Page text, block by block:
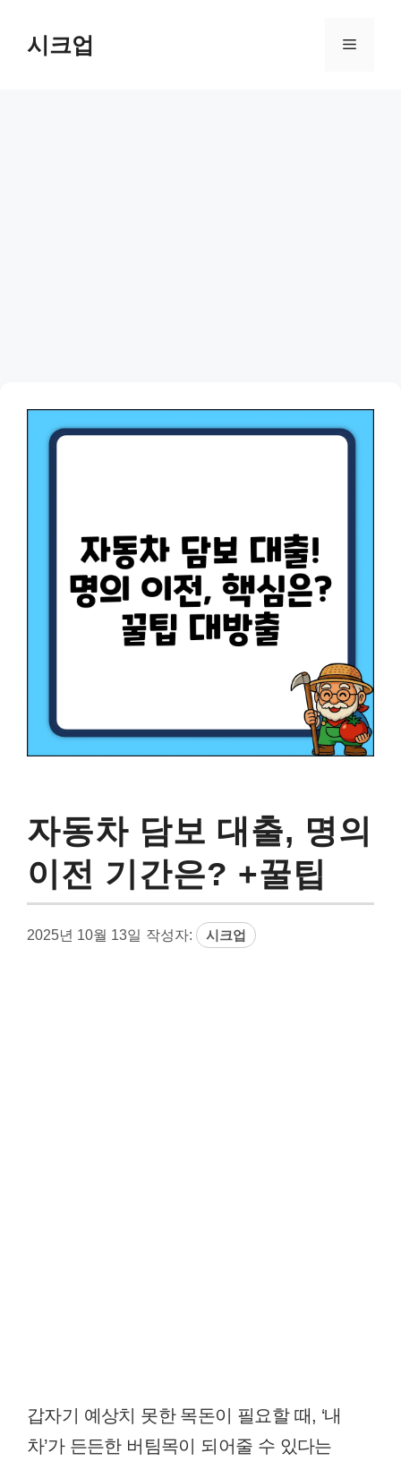
시크업 메
자동차 담보 대출, 명의
이전 기간은? +꿀팁
2025년 10월 13일 작성자: 시크업
갑자기 예상치 못한 목돈이 필요할 때, ‘내
차’가 든든한 버팀목이 되어줄 수 있다는